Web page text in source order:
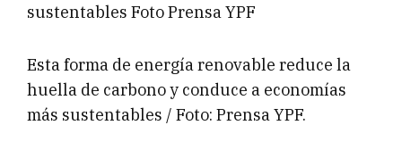
Esta forma de energía renovable reduce la
huella de carbono y conduce a economías
más sustentables / Foto: Prensa YPF.